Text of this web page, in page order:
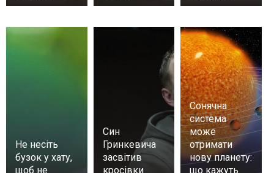
Не несіть
бузок у хату,
щоб не
Син
Гринкевича
засвітив
кросівки
Сонячна
система
може
отримати
нову планету:
що кажуть